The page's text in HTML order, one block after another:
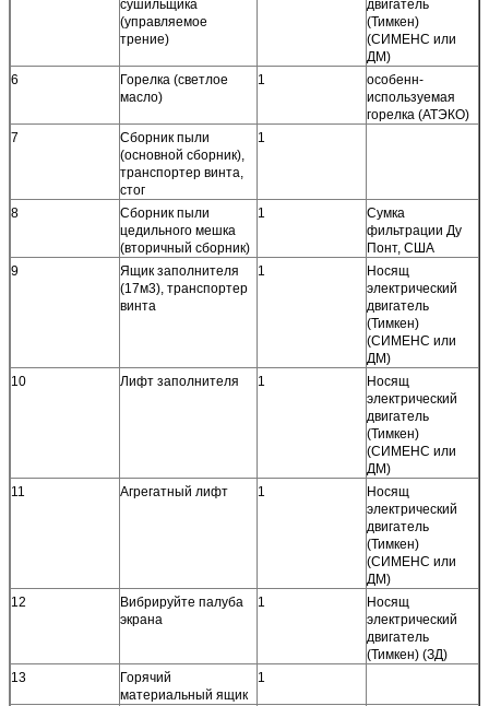
сушильщика
(управляемое
трение)
двигатель
(Тимкен)
(СИМЕНС или
ДМ)
6
Горелка (светлое
масло)
1
особенн-
используемая
горелка (АТЭКО)
7
Сборник пыли
(основной сборник),
транспортер винта,
стог
1
8
Сборник пыли
цедильного мешка
(вторичный сборник)
1
Сумка
фильтрации Ду
Понт, США
9
Ящик заполнителя
(17м3), транспортер
винта
1
Носящ
электрический
двигатель
(Тимкен)
(СИМЕНС или
ДМ)
10
Лифт заполнителя 1
Носящ
электрический
двигатель
(Тимкен)
(СИМЕНС или
ДМ)
11
Агрегатный лифт 1
Носящ
электрический
двигатель
(Тимкен)
(СИМЕНС или
ДМ)
12
Вибрируйте палуба
экрана
1
Носящ
электрический
двигатель
(Тимкен) (ЗД)
13
Горячий
материальный ящик
1